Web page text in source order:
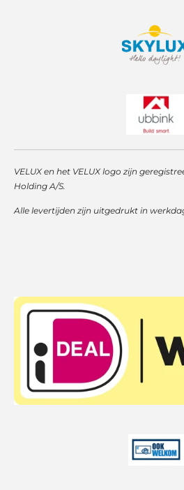
VELUX en het VELUX logo zijn
Holding A/S.
Alle levertijden zijn uitgedrukt in